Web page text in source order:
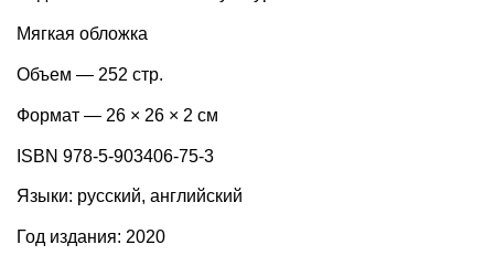
Мягкая обложка
Объем — 252 стр.
Формат — 26 × 26 × 2 см
ISBN 978-5-903406-75-3
Языки: русский, английский
Год издания: 2020